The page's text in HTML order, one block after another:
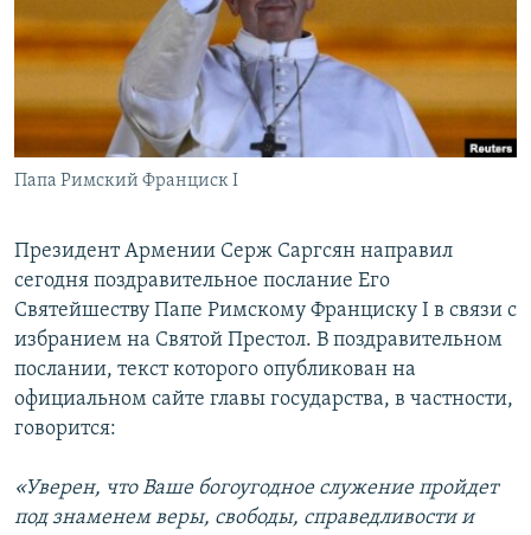
Հայերեն
Все сайты Радио Азатутюн
Папа Римский Франциск I
Президент Армении Серж Саргсян направил
сегодня поздравительное послание Его
Святейшеству Папе Римскому Франциску I в связи с
избранием на Святой Престол. В поздравительном
послании, текст которого опубликован на
официальном сайте главы государства, в частности,
говорится:
«Уверен, что Ваше богоугодное служение пройдет
под знаменем веры, свободы, справедливости и